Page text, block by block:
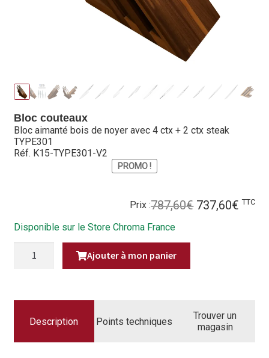
Mentions légales
Mon Compte
Partenaires
Politique en matière de remboursements et de retours
Questions / Réponses
Questions-Réponses?
Revendeurs
Bloc couteaux
Bloc aimanté bois de noyer avec 4 ctx + 2 ctx steak
TYPE301
Réf. K15-TYPE301-V2
PROMO !
Prix :787,60€ Le
737,60€ Le
TTC
Disponible sur le Store Chroma France
QUANTITÉ
NOYER
2
Ajouter à mon panier
Description Points techniques
Trouver un
magasin